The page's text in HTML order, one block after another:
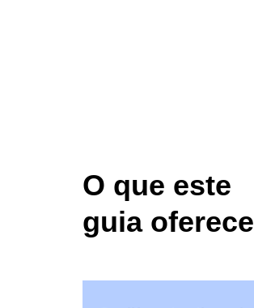
O que este
guia oferece